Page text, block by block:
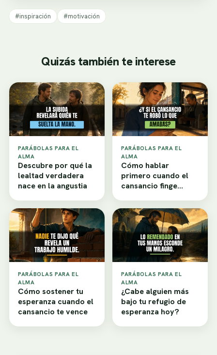
#inspiración #motivación
Quizás también te interese
PARÁBOLAS PARA EL
ALMA
Descubre por qué la
lealtad verdadera
nace en la angustia
PARÁBOLAS PARA EL
ALMA
Cómo hablar
primero cuando el
cansancio finge
PARÁBOLAS PARA EL
ALMA
Cómo sostener tu
esperanza cuando el
cansancio te vence
PARÁBOLAS PARA EL
ALMA
¿Cabe alguien más
bajo tu refugio de
esperanza hoy?